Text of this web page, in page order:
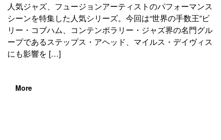
人気ジャズ、フュージョンアーティストのパフォーマンス
シーンを特集した人気シリーズ。今回は“世界の手数王”ビ
リー・コブハム、コンテンポラリー・ジャズ界の名門グル
ープであるステップス・アヘッド、マイルス・デイヴィス
にも影響を […]
More